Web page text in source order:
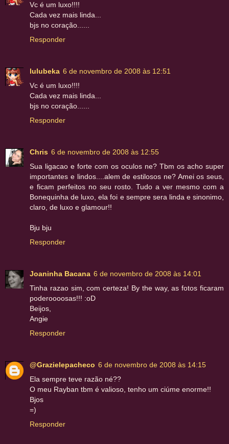
Vc é um luxo!!!!
Cada vez mais linda...
bjs no coração......
Responder
lulubeka 6 de novembro de 2008 às 12:51
Vc é um luxo!!!!
Cada vez mais linda...
bjs no coração......
Responder
Chris 6 de novembro de 2008 às 12:55
Sua ligacao e forte com os oculos ne? Tbm os acho super
importantes e lindos....alem de estilosos ne? Amei os seus,
e ficam perfeitos no seu rosto. Tudo a ver mesmo com a
Bonequinha de luxo, ela foi e sempre sera linda e sinonimo,
claro, de luxo e glamour!!
Bju bju
Responder
Joaninha Bacana 6 de novembro de 2008 às 14:01
Tinha razao sim, com certeza! By the way, as fotos ficaram
poderoooosas!!! :oD
Beijos,
Angie
Responder
@Grazielepacheco 6 de novembro de 2008 às 14:15
Ela sempre teve razão né??
O meu Rayban tbm é valioso, tenho um ciúme enorme!!
Bjos
=)
Responder